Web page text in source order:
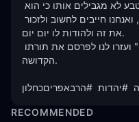
את זה ולהודות לו יום יום.
הקדושה.
RECOMMENDED